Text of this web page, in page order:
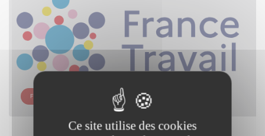
FRANCE TRAVAIL - BAPAUME
Ce site utilise des cookies